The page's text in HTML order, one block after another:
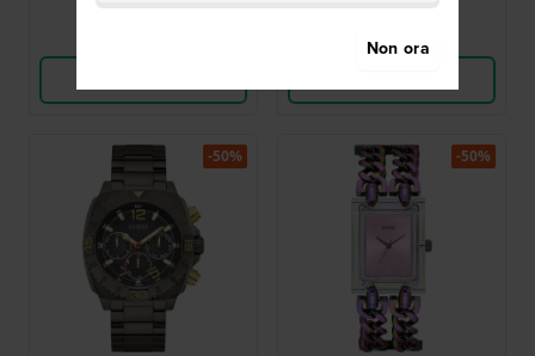
Confronta
-50% -50%
Non ora